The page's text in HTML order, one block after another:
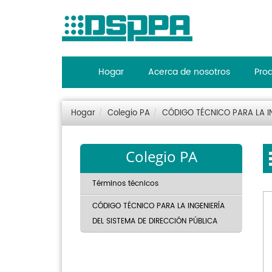
Hogar Acerca de nosotros
Hogar Colegio PA CÓDIGO TÉCNICO PARA LA
Colegio PA
Términos técnicos
CÓDIGO TÉCNICO PARA LA INGENIERÍA
DEL SISTEMA DE DIRECCIÓN PÚBLICA